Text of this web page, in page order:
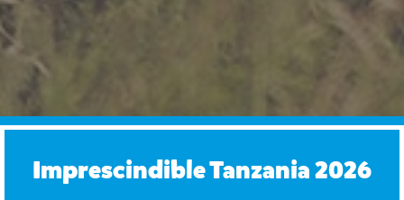
Imprescindible Tanzania 2026